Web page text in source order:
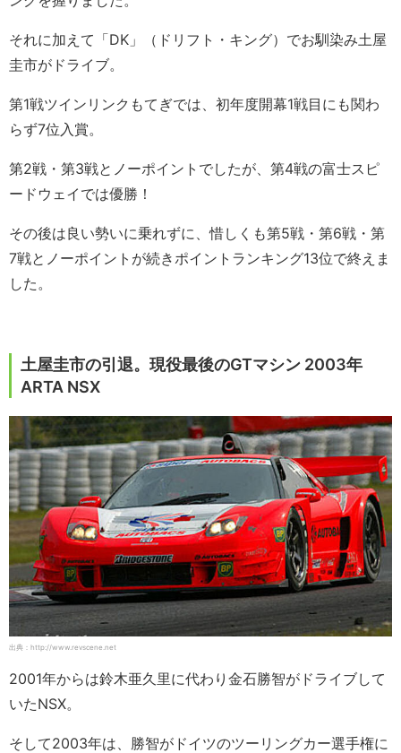
それに加えて「DK」（ドリフト・キング）でお馴染み土屋
圭市がドライブ。
第1戦ツインリンクもてぎでは、初年度開幕1戦目にも関わ
らず7位入賞。
第2戦・第3戦とノーポイントでしたが、第4戦の富士スピ
ードウェイでは優勝！
その後は良い勢いに乗れずに、惜しくも第5戦・第6戦・第
7戦とノーポイントが続きポイントランキング13位で終えま
した。
土屋圭市の引退。現役最後のGTマシン 2003年
ARTA NSX
出典：http://www.revscene.net
2001年からは鈴木亜久里に代わり金石勝智がドライブして
いたNSX。
そして2003年は、勝智がドイツのツーリングカー選手権に